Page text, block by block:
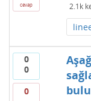
cevap
2.1k
0
0
0